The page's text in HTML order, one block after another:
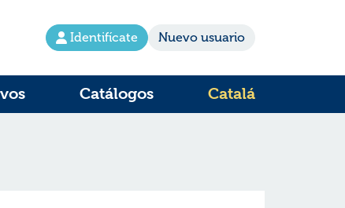
Identifícate Nuevo usuario
Catálogos Catalá